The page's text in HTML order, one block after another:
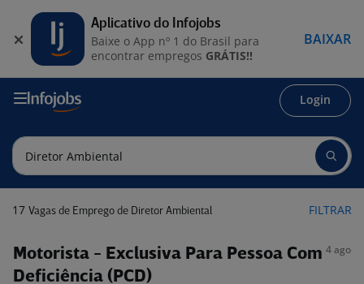
Login
17 Vagas de Emprego de Diretor Ambiental FILTRAR
Motorista - Exclusiva Para Pessoa Com
Deficiência (PCD)
4 ago
Aplicativo do Infojobs
Baixe o App nº 1 do Brasil para
encontrar empregos GRÁTIS!!
BAIXAR